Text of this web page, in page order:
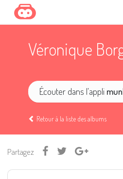
Véronique
Écouter dans l'appli
Retour à la liste des albums
Partagez